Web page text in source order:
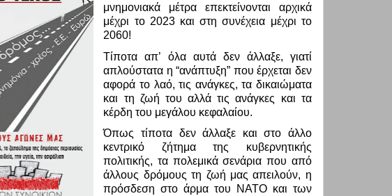
μνημονιακά μέτρα επεκτείνονται αρχικά
μέχρι το 2023 και στη συνέχεια μέχρι το
2060!
Τίποτα απ’ όλα αυτά δεν άλλαξε, γιατί
απλούστατα η “ανάπτυξη” που έρχεται δεν
αφορά το λαό, τις ανάγκες, τα δικαιώματα
και τη ζωή του αλλά τις ανάγκες και τα
κέρδη του μεγάλου κεφαλαίου.
Όπως τίποτα δεν άλλαξε και στο άλλο
κεντρικό ζήτημα της κυβερνητικής
πολιτικής, τα πολεμικά σενάρια που από
άλλους δρόμους τη ζωή μας απειλούν, η
πρόσδεση στο άρμα του ΝΑΤΟ και των